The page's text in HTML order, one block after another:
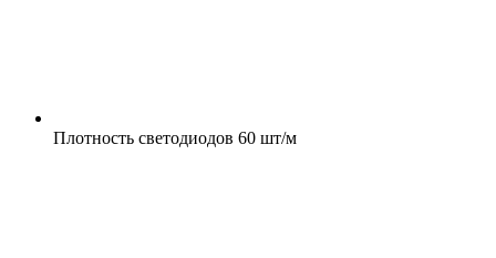
Плотность светодиодов 60 шт/м